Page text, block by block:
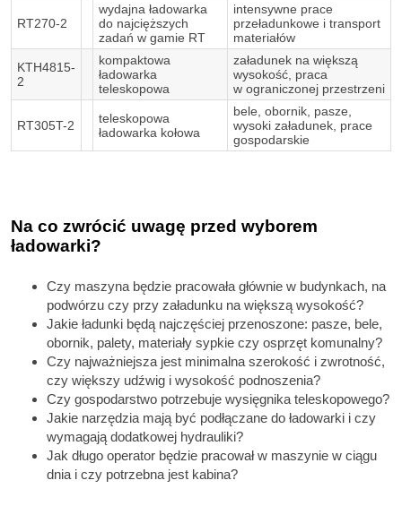
RT270-2
wydajna ładowarka
do najcięższych
zadań w gamie RT
intensywne prace
przeładunkowe i transport
materiałów
KTH4815-
2
kompaktowa
ładowarka
teleskopowa
załadunek na większą
wysokość, praca
w ograniczonej przestrzeni
RT305T-2
teleskopowa
ładowarka kołowa
bele, obornik, pasze,
wysoki załadunek, prace
gospodarskie
Na co zwrócić uwagę przed wyborem
ładowarki?
Czy maszyna będzie pracowała głównie w budynkach, na
podwórzu czy przy załadunku na większą wysokość?
Jakie ładunki będą najczęściej przenoszone: pasze, bele,
obornik, palety, materiały sypkie czy osprzęt komunalny?
Czy najważniejsza jest minimalna szerokość i zwrotność,
czy większy udźwig i wysokość podnoszenia?
Czy gospodarstwo potrzebuje wysięgnika teleskopowego?
Jakie narzędzia mają być podłączane do ładowarki i czy
wymagają dodatkowej hydrauliki?
Jak długo operator będzie pracował w maszynie w ciągu
dnia i czy potrzebna jest kabina?